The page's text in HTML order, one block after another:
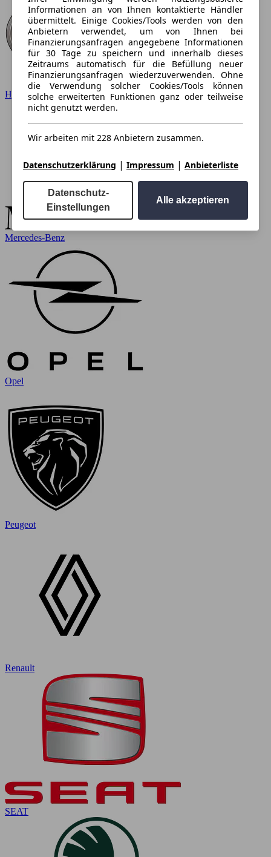
Hyundai
Mercedes-Benz
Opel
Peugeot
Renault
SEAT
Informationen an von Ihnen kontaktierte Händler
übermittelt. Einige Cookies/Tools werden von den
Anbietern verwendet, um von Ihnen bei
Finanzierungsanfragen angegebene Informationen
für 30 Tage zu speichern und innerhalb dieses
Zeitraums automatisch für die Befüllung neuer
Finanzierungsanfragen wiederzuverwenden. Ohne
die Verwendung solcher Cookies/Tools können
solche erweiterten Funktionen ganz oder teilweise
nicht genutzt werden.
Wir arbeiten mit 228 Anbietern zusammen.
Datenschutzerklärung | Impressum | Anbieterliste
Datenschutz-
Einstellungen
Alle akzeptieren